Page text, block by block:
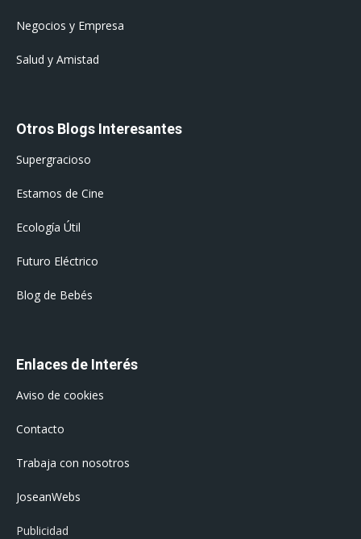
Negocios y Empresa
Salud y Amistad
Otros Blogs Interesantes
Supergracioso
Estamos de Cine
Ecología Útil
Futuro Eléctrico
Blog de Bebés
Enlaces de Interés
Aviso de cookies
Contacto
Trabaja con nosotros
JoseanWebs
Publicidad